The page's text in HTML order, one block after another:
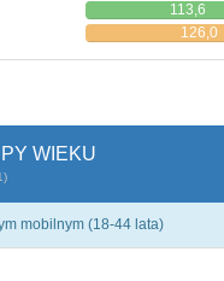
113,6
126,0
WIEKU
mobilnym (18-44 lata)